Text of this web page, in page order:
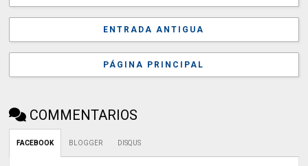
ENTRADA ANTIGUA
PÁGINA PRINCIPAL
COMMENTARIOS
FACEBOOK BLOGGER DISQUS